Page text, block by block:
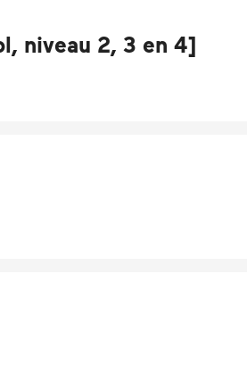
niveau 2, 3 en 4]